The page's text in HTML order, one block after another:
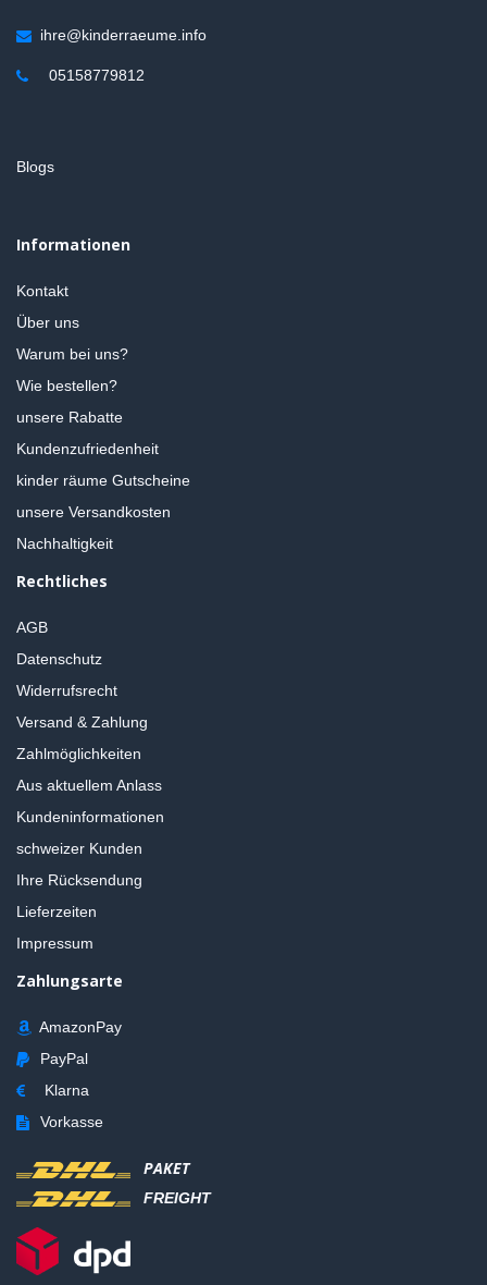
ihre@kinderraeume.info
05158779812
Blogs
Informationen
Kontakt
Über uns
Warum bei uns?
Wie bestellen?
unsere Rabatte
Kundenzufriedenheit
kinder räume Gutscheine
unsere Versandkosten
Nachhaltigkeit
Rechtliches
AGB
Datenschutz
Widerrufsrecht
Versand & Zahlung
Zahlmöglichkeiten
Aus aktuellem Anlass
Kundeninformationen
schweizer Kunden
Ihre Rücksendung
Lieferzeiten
Impressum
Zahlungsarte
AmazonPay
PayPal
Klarna
Vorkasse
PAKET
FREIGHT